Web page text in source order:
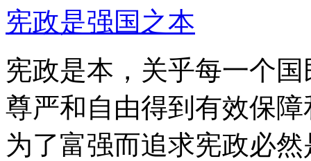
宪政是强国之本
宪政是本，关乎每一个
尊严和自由得到有效保
为了富强而追求宪政必